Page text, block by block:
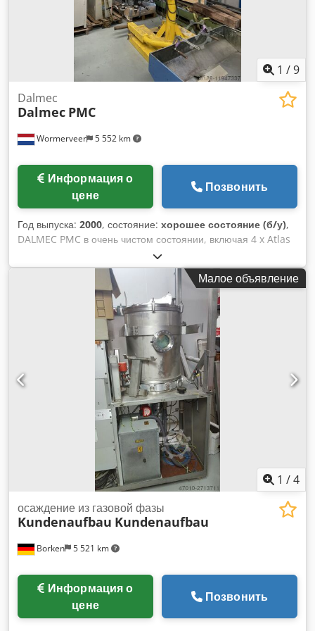
1 /9
Wormerveer 5 552 km
Dalmec
Dalmec PMC
цене
Позвонить
Год выпуска: 2000, состояние: хорошее состояние (б/у),
DALMEC PMC в очень чистом состоянии, включая 4 x Atlas
Copco Power Focus 4000 Crsdpenpxmlsfx Aa Dof
Малое объявление
1 /4
Borken 5 521 km
осаждение из газовой фазы
Kundenaufbau Kundenaufbau
цене
Позвонить